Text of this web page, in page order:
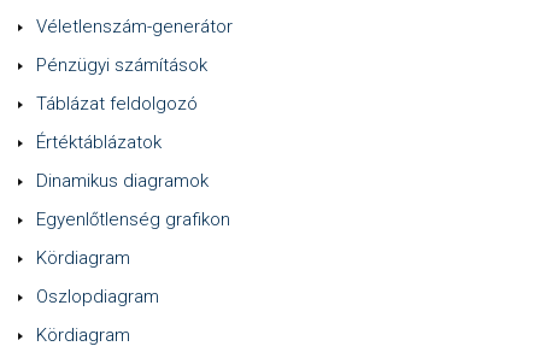
Véletlenszám-generátor
Pénzügyi számítások
Táblázat feldolgozó
Értéktáblázatok
Dinamikus diagramok
Egyenlőtlenség grafikon
Kördiagram
Oszlopdiagram
Kördiagram